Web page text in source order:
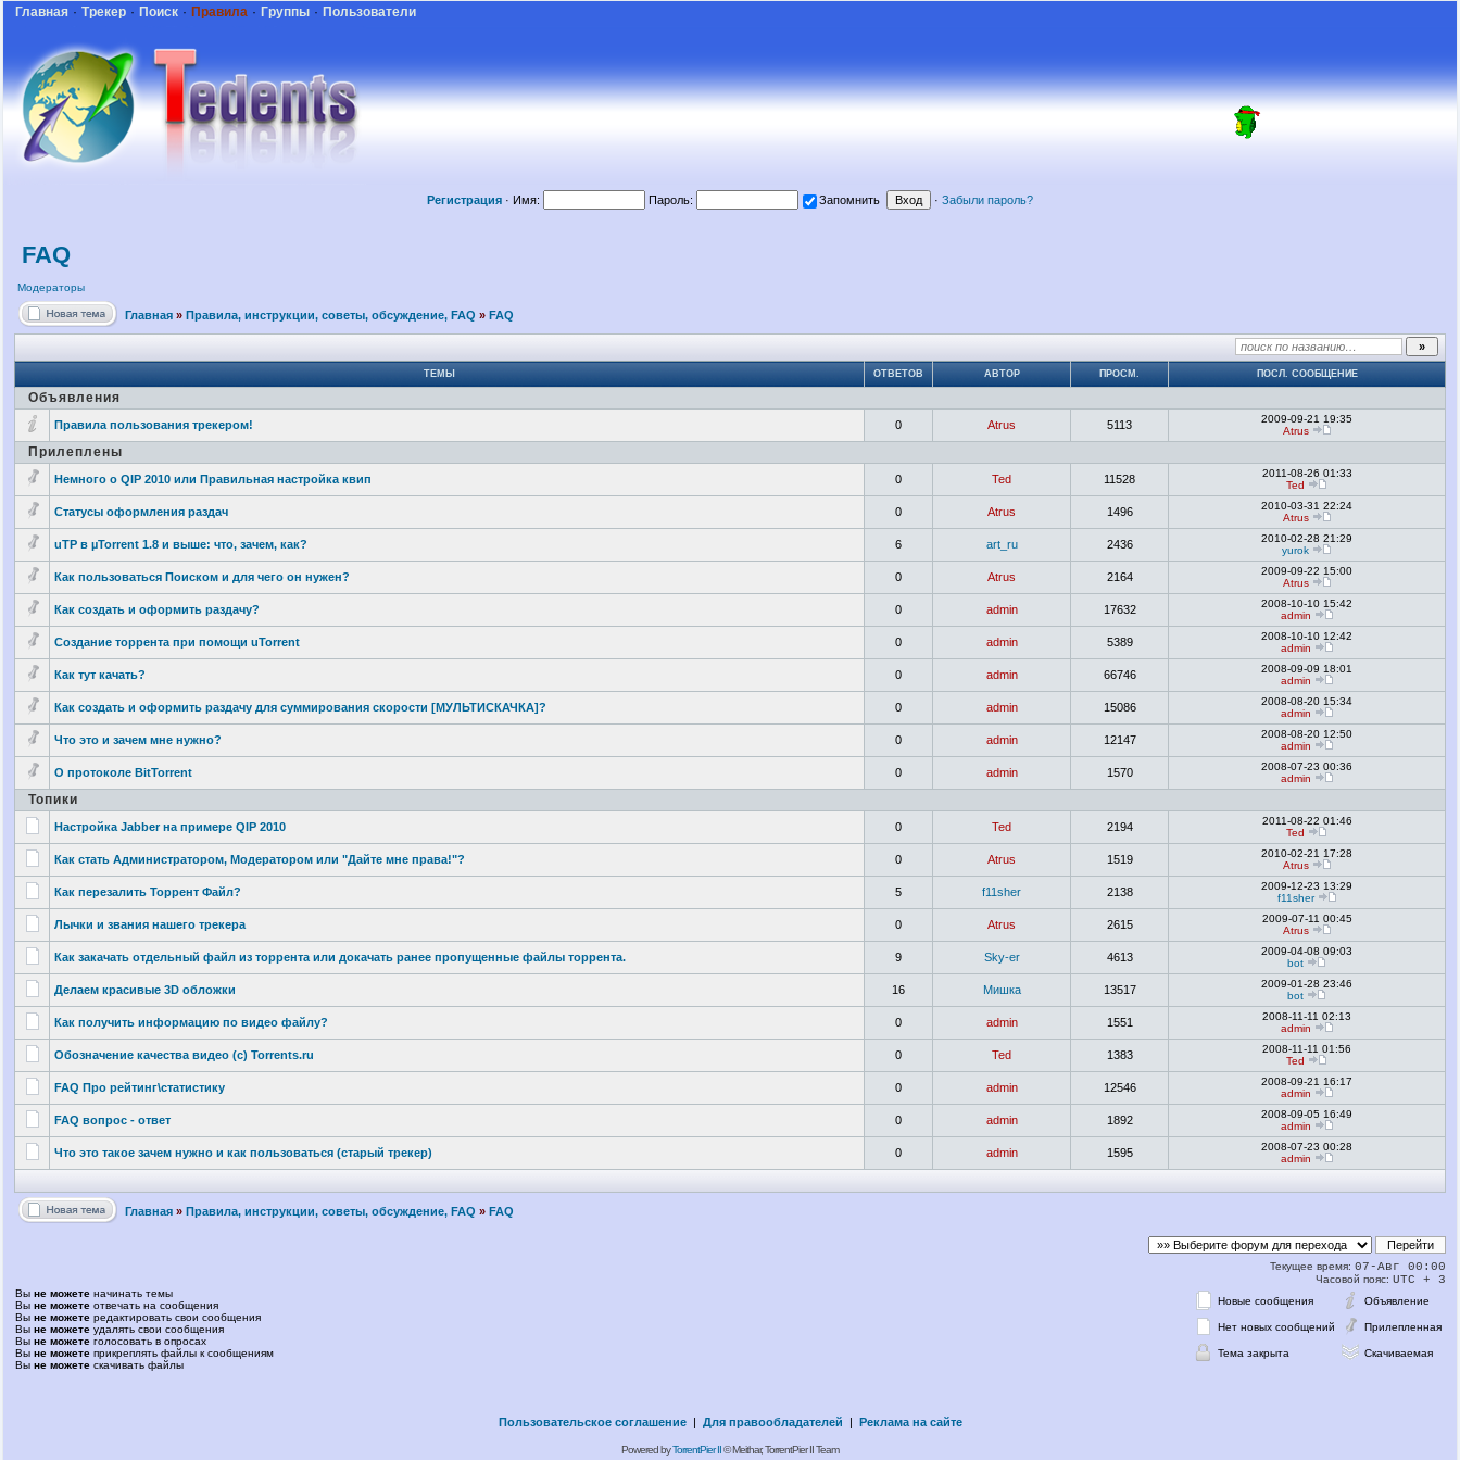
Главная · Трекер · Поиск · Правила · Группы · Пользователи
Регистрация · Имя: Пароль: Запомнить · Забыли пароль?
FAQ
Модераторы
Главная » Правила, инструкции, советы, обсуждение, FAQ » FAQ
ТЕМЫ ОТВЕТОВ АВТОР ПРОСМ. ПОСЛ. СООБЩЕНИЕ
Объявления
Правила пользования трекером! 0 Atrus 5113
2009-09-21 19:35
Atrus
Прилеплены
Немного о QIP 2010 или Правильная настройка квип 0 Ted 11528
2011-08-26 01:33
Ted
Статусы оформления раздач 0 Atrus 1496
2010-03-31 22:24
Atrus
uTP в µTorrent 1.8 и выше: что, зачем, как? 6 art_ru 2436
2010-02-28 21:29
yurok
Как пользоваться Поиском и для чего он нужен? 0 Atrus 2164
2009-09-22 15:00
Atrus
Как создать и оформить раздачу? 0 admin 17632
2008-10-10 15:42
admin
Создание торрента при помощи uTorrent 0 admin 5389
2008-10-10 12:42
admin
Как тут качать? 0 admin 66746
2008-09-09 18:01
admin
Как создать и оформить раздачу для суммирования скорости [МУЛЬТИСКАЧКА]? 0 admin 15086
2008-08-20 15:34
admin
Что это и зачем мне нужно? 0 admin 12147
2008-08-20 12:50
admin
О протоколе BitTorrent 0 admin 1570
2008-07-23 00:36
admin
Топики
Настройка Jabber на примере QIP 2010 0 Ted 2194
2011-08-22 01:46
Ted
Как стать Администратором, Модератором или "Дайте мне права!"? 0 Atrus 1519
2010-02-21 17:28
Atrus
Как перезалить Торрент Файл? 5 f11sher 2138
2009-12-23 13:29
f11sher
Лычки и звания нашего трекера 0 Atrus 2615
2009-07-11 00:45
Atrus
Как закачать отдельный файл из торрента или докачать ранее пропущенные файлы торрента. 9 Sky-er 4613
2009-04-08 09:03
bot
Делаем красивые 3D обложки 16 Мишка 13517
2009-01-28 23:46
bot
Как получить информацию по видео файлу? 0 admin 1551
2008-11-11 02:13
admin
Обозначение качества видео (с) Torrents.ru 0 Ted 1383
2008-11-11 01:56
Ted
FAQ Про рейтинг\статистику 0 admin 12546
2008-09-21 16:17
admin
FAQ вопрос - ответ 0 admin 1892
2008-09-05 16:49
admin
Что это такое зачем нужно и как пользоваться (старый трекер) 0 admin 1595
2008-07-23 00:28
admin
Главная » Правила, инструкции, советы, обсуждение, FAQ » FAQ
Текущее время: 07-Авг 00:00
Часовой пояс: UTC + 3
Вы не можете начинать темы
Вы не можете отвечать на сообщения
Вы не можете редактировать свои сообщения
Вы не можете удалять свои сообщения
Вы не можете голосовать в опросах
Вы не можете прикреплять файлы к сообщениям
Вы не можете скачивать файлы
Новые сообщения Объявление
Нет новых сообщений Прилепленная
Тема закрыта Скачиваемая
Пользовательское соглашение | Для правообладателей | Реклама на сайте
Powered byTorrentPier II© Meithar, TorrentPier II Team